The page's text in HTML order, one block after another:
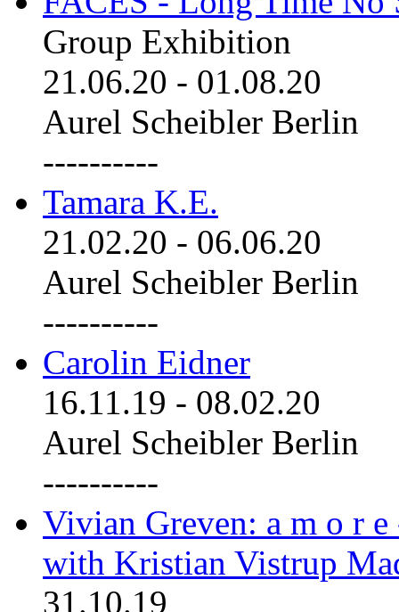
Group Exhibition
21.06.20 - 01.08.20
Aurel Scheibler Berlin
----------
Tamara K.E.
21.02.20 - 06.06.20
Aurel Scheibler Berlin
----------
Carolin Eidner
16.11.19 - 08.02.20
Aurel Scheibler Berlin
----------
Vivian Greven: a m o r
with Kristian Vistrup
31.10.19